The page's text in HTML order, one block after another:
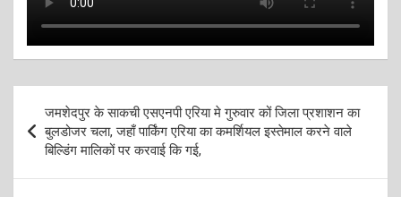
navigation
जमशेदपुर के साकची एसएनपी एरिया मे गुरुवार कों जिला प्रशाशन का
बुलडोजर चला, जहाँ पार्किंग एरिया का कमर्शियल इस्तेमाल करने वाले
बिल्डिंग मालिकों पर करवाई कि गई,